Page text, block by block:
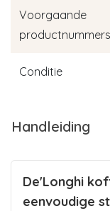
Voorgaande
productnummers
Conditie
Handleiding
De'Longhi
eenvoudige